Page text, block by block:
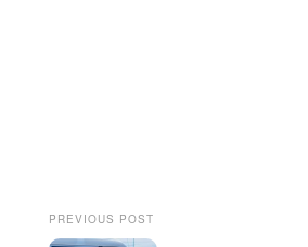
PREVIOUS POST